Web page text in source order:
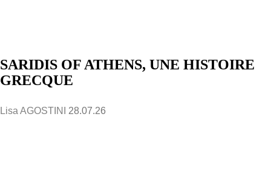
SARIDIS OF ATHENS, UNE HISTOIRE
GRECQUE
Lisa AGOSTINI 28.07.26